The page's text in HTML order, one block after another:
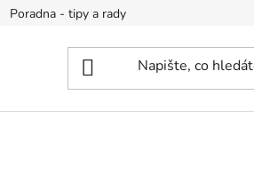
Poradna - tipy a rady